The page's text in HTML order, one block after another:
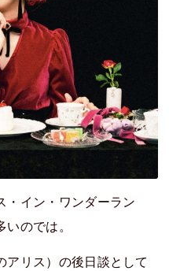
・イン・ワンダーラン
のでは。
リス）の後日談として